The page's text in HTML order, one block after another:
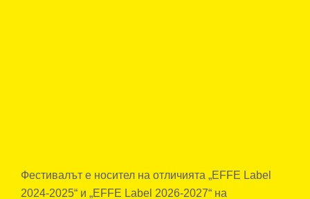
Фестивалът е носител на отличията „EFFE Label
2024-2025“ и „EFFE Label 2026-2027“ на